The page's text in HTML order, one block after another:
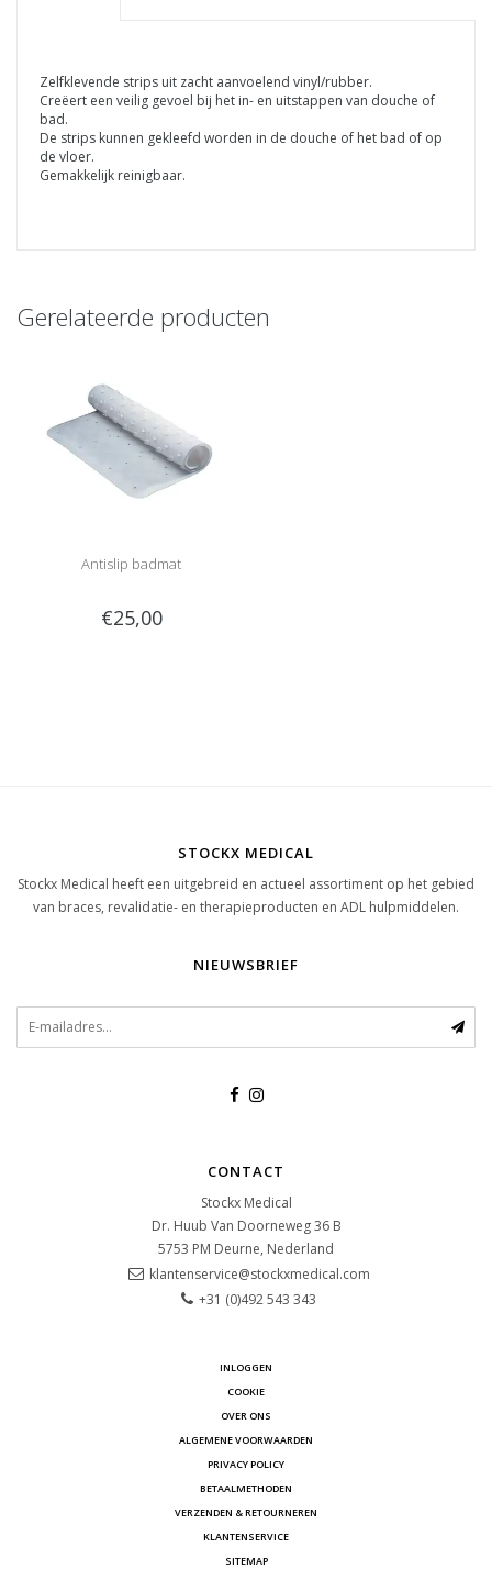
Zelfklevende strips uit zacht aanvoelend vinyl/rubber.
Creëert een veilig gevoel bij het in- en uitstappen van douche of
bad.
De strips kunnen gekleefd worden in de douche of het bad of op
de vloer.
Gemakkelijk reinigbaar.
Gerelateerde producten
Antislip badmat
€25,00
STOCKX MEDICAL
Stockx Medical heeft een uitgebreid en actueel assortiment op het gebied
van braces, revalidatie- en therapieproducten en ADL hulpmiddelen.
NIEUWSBRIEF
CONTACT
Stockx Medical
Dr. Huub Van Doorneweg 36 B
5753 PM Deurne, Nederland
klantenservice@stockxmedical.com
+31 (0)492 543 343
INLOGGEN
COOKIE
OVER ONS
ALGEMENE VOORWAARDEN
PRIVACY POLICY
BETAALMETHODEN
VERZENDEN & RETOURNEREN
KLANTENSERVICE
SITEMAP